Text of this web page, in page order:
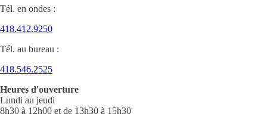
Tél. en ondes :
418.412.9250
Tél. au bureau :
418.546.2525
Heures d'ouverture
Lundi au jeudi
8h30 à 12h00 et de 13h30 à 15h30